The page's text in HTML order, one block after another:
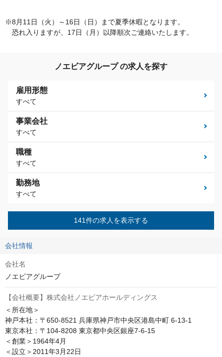
※8月11日（火）～16日（日）まで夏季休暇となります。
恐れ入りますが、17日（月）以降順次ご連絡いたします。
ノエビアグループ の求人を探す
雇用形態
すべて
事業会社
すべて
職種
すべて
勤務地
すべて
141件の求人を表示する
会社情報
会社名
ノエビアグループ
【会社概要】株式会社ノエビアホールディングス
＜所在地＞
神戸本社：〒650-8521 兵庫県神戸市中央区港島中町 6-13-1
東京本社：〒104-8208 東京都中央区銀座7-6-15
＜創業＞1964年4月
＜設立＞2011年3月22日